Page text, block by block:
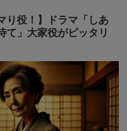
り役！】ドラマ「しあ
て」大家役がピッタリ